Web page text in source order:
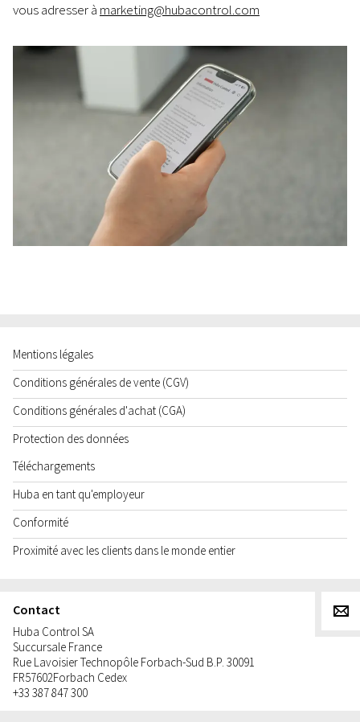
vous adresser à marketing@hubacontrol.com
Mentions légales
Conditions générales de vente (CGV)
Conditions générales d'achat (CGA)
Protection des données
Téléchargements
Huba en tant qu'employeur
Conformité
Proximité avec les clients dans le monde entier
Contact
Huba Control SA
Succursale France
Rue Lavoisier Technopôle Forbach-Sud B.P. 30091
FR57602Forbach Cedex
+33 387 847 300
g